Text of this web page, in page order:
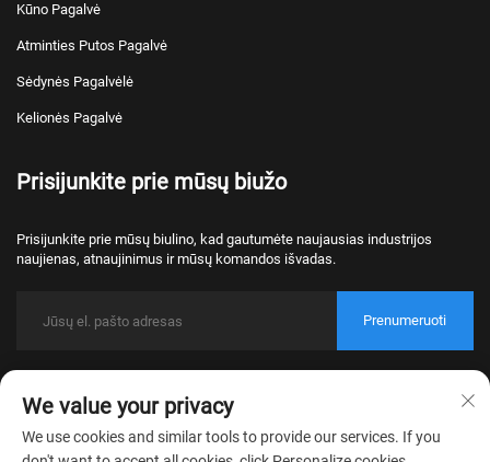
Kūno Pagalvė
Atminties Putos Pagalvė
Sėdynės Pagalvėlė
Kelionės Pagalvė
Prisijunkite prie mūsų biužo
Prisijunkite prie mūsų biulino, kad gautumėte naujausias industrijos
naujienas, atnaujinimus ir mūsų komandos išvadas.
Prenumeruoti
pravažymės rezervirowanės.
Privatumo politika
We value your privacy
We use cookies and similar tools to provide our services. If you